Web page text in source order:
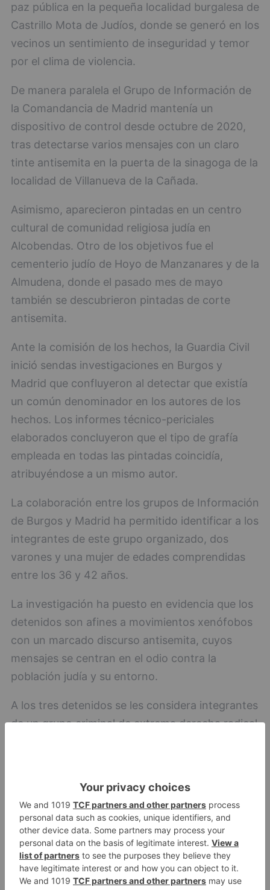
paz pública en la pequeña localidad burgalesa de
Castrillo Mota de Judíos, donde se generó en los
vecinos un sentimiento de inseguridad y temor
por el clima de violencia.
De manera paralela el Grupo de Información de
la Comandancia de Madrid mantenía un
dispositivo de control desde octubre de 2020,
tras detectarse varios mensajes con un claro
tinte antisemita en la puerta de la sinagoga de la
localidad de Villanueva de la Cañada.
Asimismo, aparecieron pintadas en un centro
cultural de comunidad religiosa judía en
Alcobendas. Otro de los objetivos fue el
cementerio judío de Hoyo de Manzanares y de la
Almudena, donde el pasado mes de mayo
también se descubrieron pintadas de corte
antisemita.
Ante la comisión de los hechos, la Guardia Civil
inició sendas investigaciones en Burgos y
Madrid que confluyeron al detectar que existía
un común denominador en los autores de los
hechos. Los informes técnico-periciales
elaborados concluyeron que el tipo de grafía
empleada en todas las pintadas coincidía,
atribuyéndose a un mismo autor.
La colaboración entre los grupos de Información
de Burgos y Madrid ha permitido identificar a los
integrantes de este grupo organizado, dos
varones y una mujer de edades comprendidas
entre los 36 y 42 años.
La investigación ha puesto en evidencia que los
detenidos son afines a movimientos xenófobos
con un marcado discurso antisemita, cuyos
mensajes se centran en el odio contra la
población judía y su entorno.
A los tres detenidos se les considera integrantes
de un grupo criminal de extrema derecha radical
En los registros domiciliarios efectuados bajo
mandamiento judicial en las localidades de Las
Rozas y Algete (Madrid) se han intervenido
diversos efectos, parafernalia y documentación